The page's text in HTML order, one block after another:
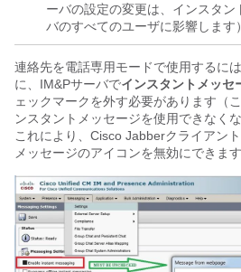
ーバの設定の変更は、インスタン
バのすべてのユーザに影響します
連絡先を電話専用モードで使用するに
に、IM&Pサーバでインスタントメッセ
ェックマークを外す必要があります（
ンスタントメッセージを使用できなく
これにより、Cisco Jabberクライアン
メッセージのアイコンを無効にできます